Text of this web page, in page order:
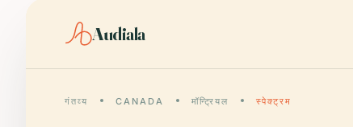
Audiala
गंतव्य CANADA मॉन्ट्रियल स्पेक्ट्रम